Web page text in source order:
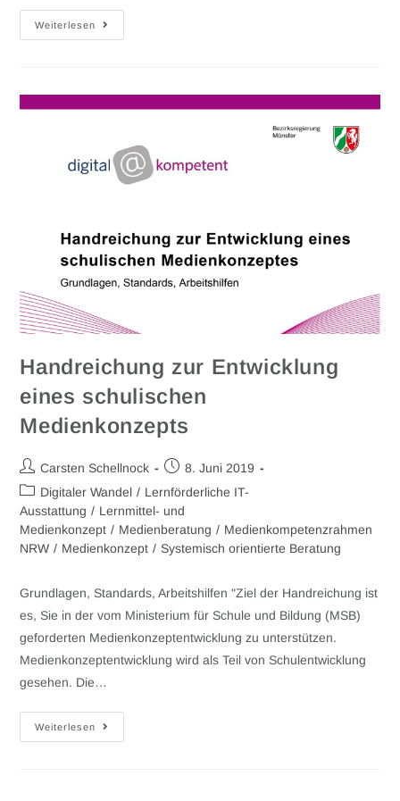
Weiterlesen
Handreichung zur Entwicklung
eines schulischen
Medienkonzepts
Carsten Schellnock
8. Juni 2019
Digitaler Wandel / Lernförderliche IT-
Ausstattung / Lernmittel- und
Medienkonzept / Medienberatung / Medienkompetenzrahmen
NRW / Medienkonzept / Systemisch orientierte Beratung
Grundlagen, Standards, Arbeitshilfen "Ziel der Handreichung ist
es, Sie in der vom Ministerium für Schule und Bildung (MSB)
geforderten Medienkonzeptentwicklung zu unterstützen.
Medienkonzeptentwicklung wird als Teil von Schulentwicklung
gesehen. Die…
Weiterlesen